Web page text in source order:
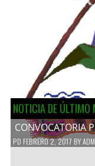
NOTICIA DE ÚLTIMO
CONVOCATORIA
PD FEBRERO 2, 2017 BY